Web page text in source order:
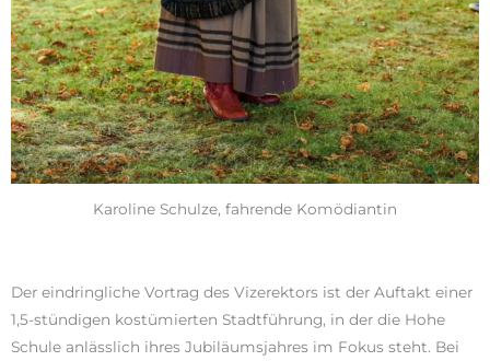
Karoline Schulze, fahrende Komödiantin
Der eindringliche Vortrag des Vizerektors ist der Auftakt einer
1,5-stündigen kostümierten Stadtführung, in der die Hohe
Schule anlässlich ihres Jubiläumsjahres im Fokus steht. Bei